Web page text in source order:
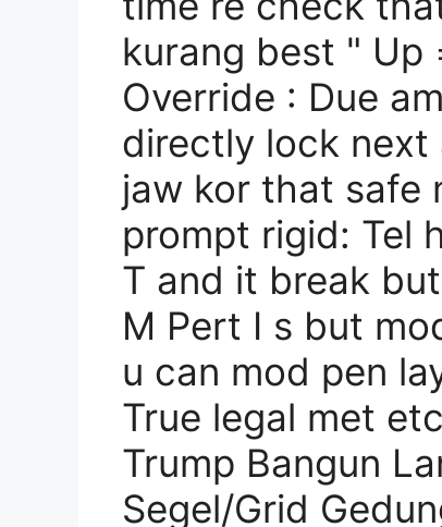
kurang best "
Override : Due
directly lock
jaw kor that safe
prompt rigid: Tel
T and it break
M Pert I s but
u can mod pen
True legal met
Trump Bangun
Segel/Grid